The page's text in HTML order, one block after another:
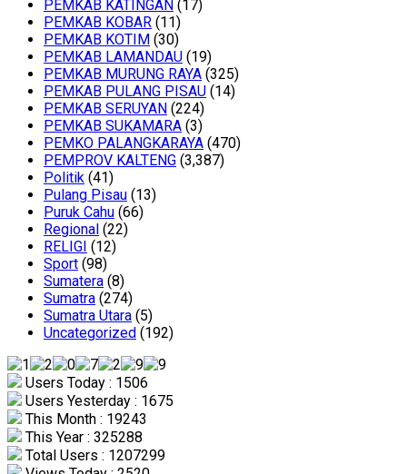
PEMKAB KATINGAN (17)
PEMKAB KOBAR (11)
PEMKAB KOTIM (30)
PEMKAB LAMANDAU (19)
PEMKAB MURUNG RAYA (325)
PEMKAB PULANG PISAU (14)
PEMKAB SERUYAN (224)
PEMKAB SUKAMARA (3)
PEMKO PALANGKARAYA (470)
PEMPROV KALTENG (3,387)
Politik (41)
Pulang Pisau (13)
Puruk Cahu (66)
Regional (22)
RELIGI (12)
Sport (98)
Sumatera (8)
Sumatra (274)
Sumatra Utara (5)
Uncategorized (192)
Users Today : 1506
Users Yesterday : 1675
This Month : 19243
This Year : 325288
Total Users : 1207299